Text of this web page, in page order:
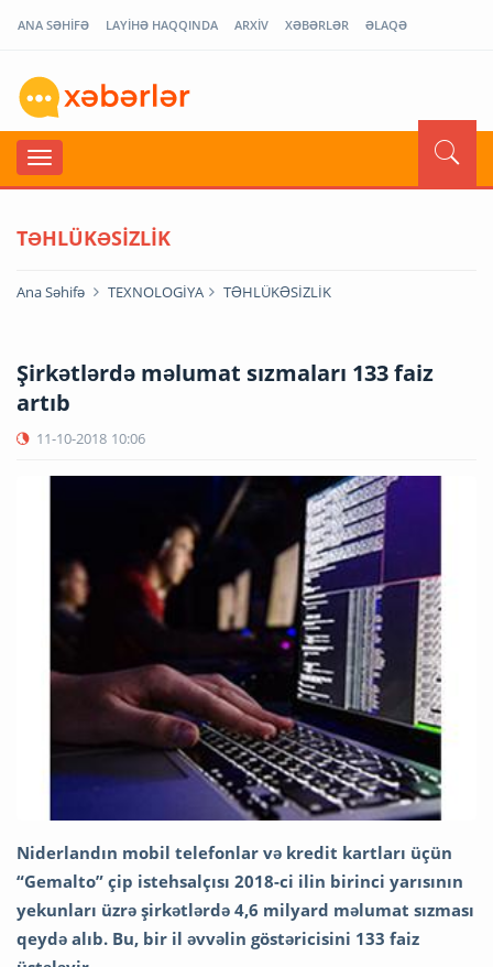
ANA SƏHİFƏ LAYİHƏ HAQQINDA ARXİV XƏBƏRLƏR ƏLAQƏ
TƏHLÜKƏSİZLİK
Ana Səhifə TEXNOLOGİYA TƏHLÜKƏSİZLİK
Şirkətlərdə məlumat sızmaları 133 faiz
artıb
11-10-2018 10:06
Niderlandın mobil telefonlar və kredit kartları üçün
“Gemalto” çip istehsalçısı 2018-ci ilin birinci yarısının
yekunları üzrə şirkətlərdə 4,6 milyard məlumat sızması
qeydə alıb. Bu, bir il əvvəlin göstəricisini 133 faiz